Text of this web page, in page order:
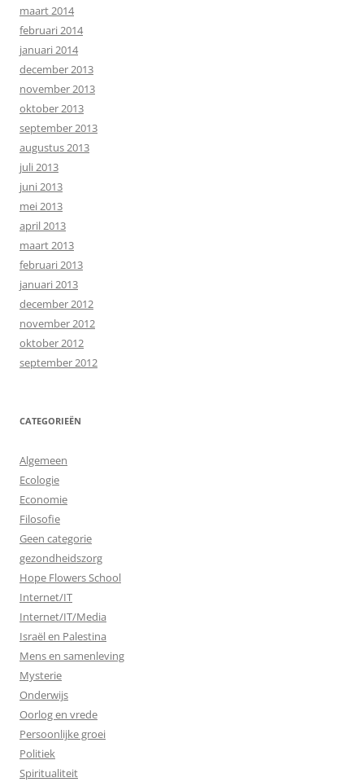
maart 2014
februari 2014
januari 2014
december 2013
november 2013
oktober 2013
september 2013
augustus 2013
juli 2013
juni 2013
mei 2013
april 2013
maart 2013
februari 2013
januari 2013
december 2012
november 2012
oktober 2012
september 2012
CATEGORIEËN
Algemeen
Ecologie
Economie
Filosofie
Geen categorie
gezondheidszorg
Hope Flowers School
Internet/IT
Internet/IT/Media
Israël en Palestina
Mens en samenleving
Mysterie
Onderwijs
Oorlog en vrede
Persoonlijke groei
Politiek
Spiritualiteit